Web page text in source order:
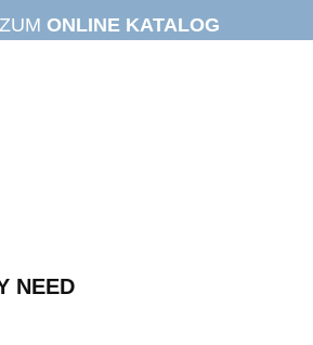
ONLINE KATALOG
NEED